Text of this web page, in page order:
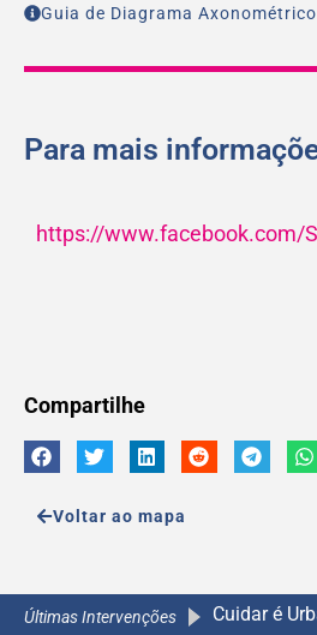
Guia de Diagrama Axonométrico
Para mais
https://www.facebook.com/
Compartilhe
Voltar ao mapa
Últimas Intervenções Cuidar é
A Caminho
A Caminho
A Caminho